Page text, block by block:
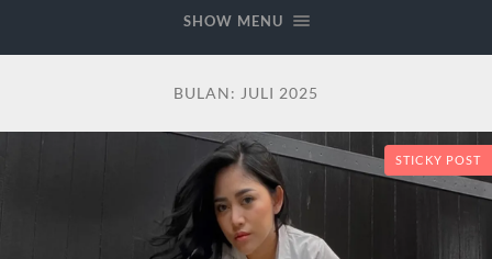
SHOW MENU
BULAN: JULI 2025
STICKY POST